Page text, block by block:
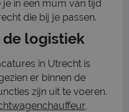
in een mum van tijd
die bij je passen.
de logistiek
in Utrecht is
er binnen de
zijn uit te voeren.
,